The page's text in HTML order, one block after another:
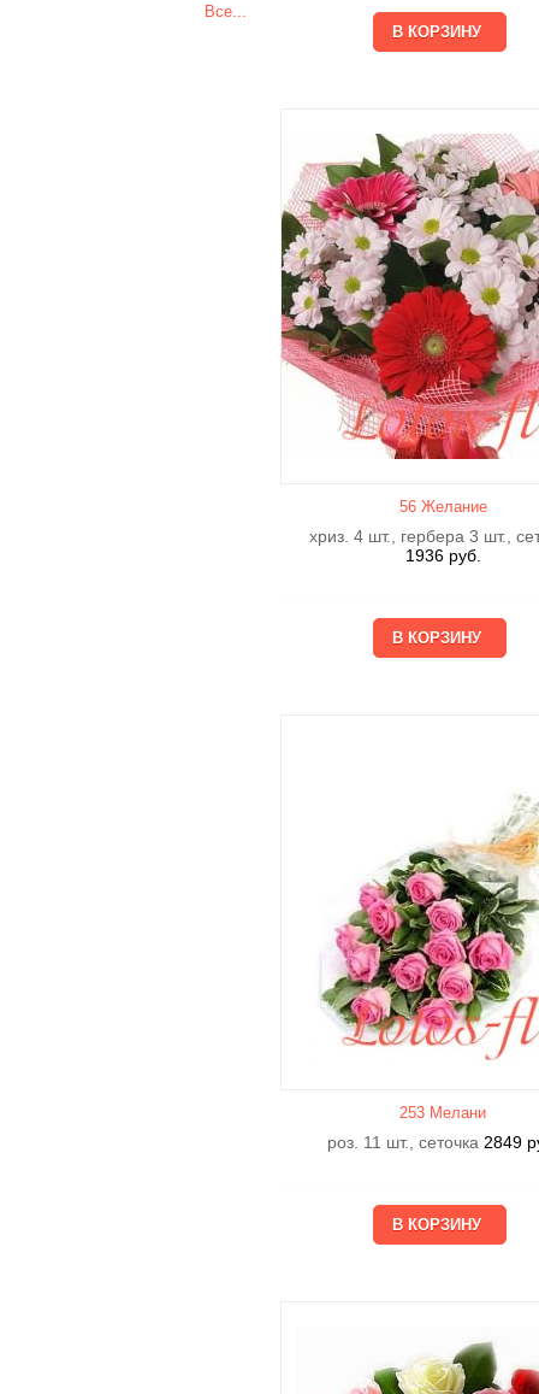
Все...
56 Желание
хриз. 4 шт., гербера 3 шт.,
1936 руб.
253 Мелани
роз. 11 шт., сеточка 2849